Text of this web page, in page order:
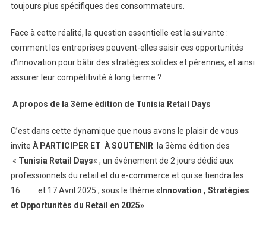
toujours plus spécifiques des consommateurs.
Face à cette réalité, la question essentielle est la suivante :
comment les entreprises peuvent-elles saisir ces opportunités
d’innovation pour bâtir des stratégies solides et pérennes, et ainsi
assurer leur compétitivité à long terme ?
A propos de la 3éme édition de Tunisia Retail Days
C’est dans cette dynamique que nous avons le plaisir de vous
invite À PARTICIPER ET À SOUTENIR
la 3ème édition des
« Tunisia Retail Days« , un événement de 2 jours dédié aux
professionnels du retail et du e-commerce et qui se tiendra les
16 et 17 Avril 2025 , sous le thème «Innovation , Stratégies
et Opportunités du Retail en 2025»